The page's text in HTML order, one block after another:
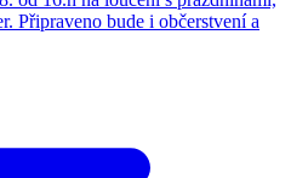
Připraveno bude i občerstvení a